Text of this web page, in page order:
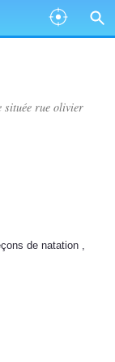
située rue olivier
de natation ,